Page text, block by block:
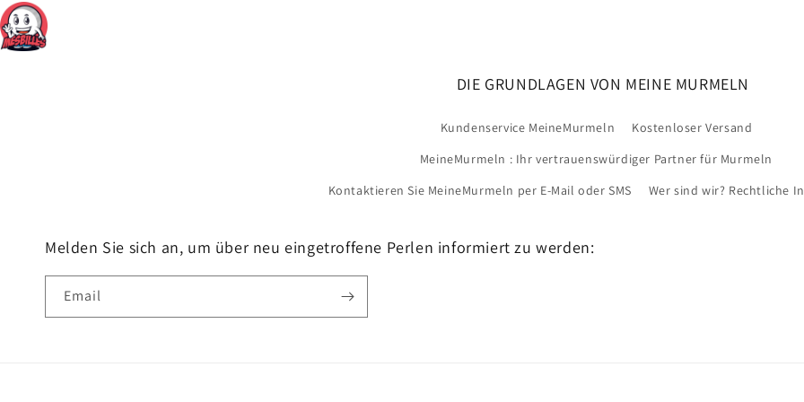
DIE GRUNDLAGEN VON MEINE MURMELN
Kundenservice MeineMurmeln
Kostenloser Versand
MeineMurmeln : Ihr vertrauenswürdiger Partner für Murmeln
Kontaktieren Sie MeineMurmeln per E-Mail oder SMS
Wer sind wir? Rechtliche
Melden Sie sich an, um über neu eingetroffene Perlen informiert zu werden:
Email